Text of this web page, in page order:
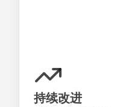
持续改进